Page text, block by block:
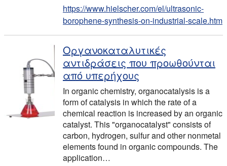
https://www.hielscher.com/el/ultrasonic-
borophene-synthesis-on-industrial-scale.htm
Οργανοκαταλυτικές
αντιδράσεις που προωθούνται
από υπερήχους
In organic chemistry, organocatalysis is a
form of catalysis in which the rate of a
chemical reaction is increased by an organic
catalyst. This "organocatalyst" consists of
carbon, hydrogen, sulfur and other nonmetal
elements found in organic compounds. The
application…